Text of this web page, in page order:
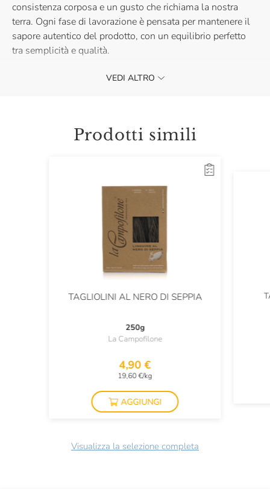
consistenza corposa e un gusto che richiama la nostra
terra. Ogni fase di lavorazione è pensata per mantenere il
sapore autentico del prodotto, con un equilibrio perfetto
tra semplicità e qualità.
Perfette per ricette che esaltano la tradizione e la
VEDI ALTRO
Prodotti simili
TAGLIOLINI AL NERO DI SEPPIA
250g
La Campofilone
4,90 €
19,60 €/kg
AGGIUNGI
Visualizza la selezione completa